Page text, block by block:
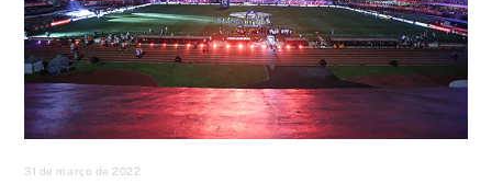
31 de março de 2022